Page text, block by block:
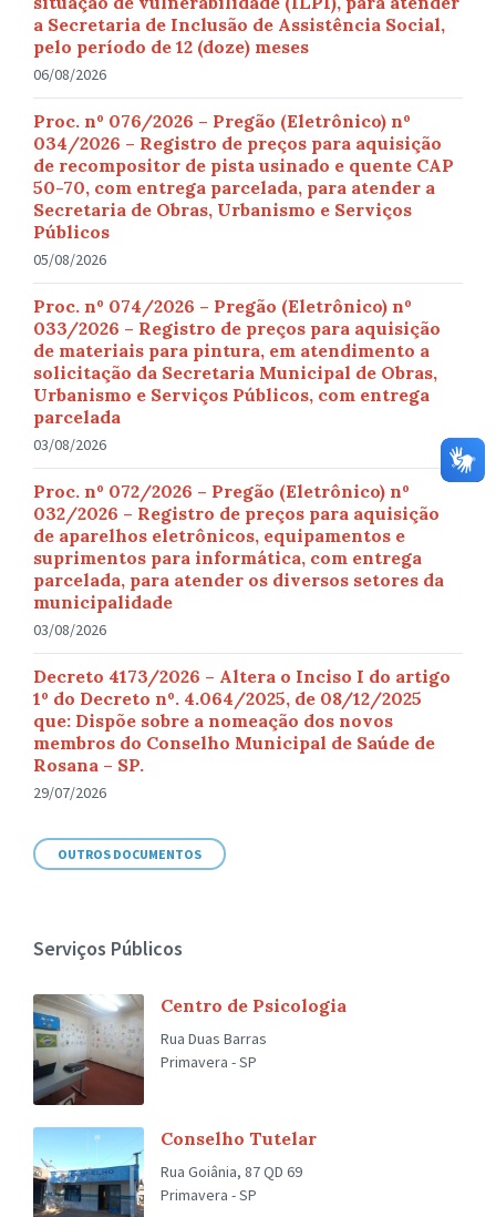
a Secretaria de Inclusão de Assistência Social,
pelo período de 12 (doze) meses
06/08/2026
Proc. nº 076/2026 – Pregão (Eletrônico) nº
034/2026 – Registro de preços para aquisição
de recompositor de pista usinado e quente CAP
50-70, com entrega parcelada, para atender a
Secretaria de Obras, Urbanismo e Serviços
Públicos
05/08/2026
Proc. nº 074/2026 – Pregão (Eletrônico) nº
033/2026 – Registro de preços para aquisição
de materiais para pintura, em atendimento a
solicitação da Secretaria Municipal de Obras,
Urbanismo e Serviços Públicos, com entrega
parcelada
03/08/2026
Proc. nº 072/2026 – Pregão (Eletrônico) nº
032/2026 – Registro de preços para aquisição
de aparelhos eletrônicos, equipamentos e
suprimentos para informática, com entrega
parcelada, para atender os diversos setores da
municipalidade
03/08/2026
Decreto 4173/2026 – Altera o Inciso I do artigo
1º do Decreto nº. 4.064/2025, de 08/12/2025
que: Dispõe sobre a nomeação dos novos
membros do Conselho Municipal de Saúde de
Rosana – SP.
29/07/2026
OUTROS DOCUMENTOS
Serviços Públicos
Centro de Psicologia
Rua Duas Barras
Primavera - SP
Conselho Tutelar
Rua Goiânia, 87 QD 69
Primavera - SP